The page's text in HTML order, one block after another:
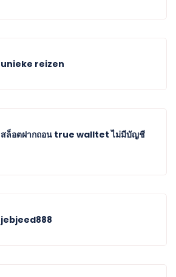
unieke reizen
สล็อตฝากถอน true walltet ไม่มีบัญชี
jebjeed888